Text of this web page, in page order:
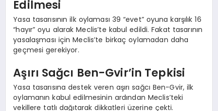
Edilmesi
Yasa tasarısının ilk oylaması 39 “evet” oyuna karşılık 16
“hayır” oyu alarak Meclis’te kabul edildi. Fakat tasarının
yasalaşması için Meclis’te birkaç oylamadan daha
geçmesi gerekiyor.
Aşırı Sağcı Ben-Gvir’in Tepkisi
Yasa tasarısına destek veren aşırı sağcı Ben-Gvir, ilk
oylamanın kabul edilmesinin ardından Meclis’teki
vekillere tatlı dağıtarak dikkatleri üzerine çekti.